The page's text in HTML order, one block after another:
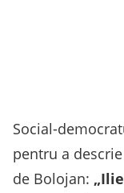
Social-
pentru a
de Bolojan: